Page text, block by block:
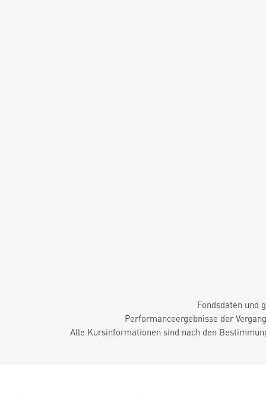
Fondsdaten und
Performanceergebnisse der
Alle Kursinformationen sind nach den